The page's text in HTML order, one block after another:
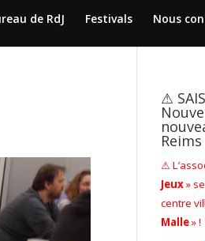
de RdJ Festivals Nous
⚠
Reims
⚠
Jeux»
centre
Malle» !